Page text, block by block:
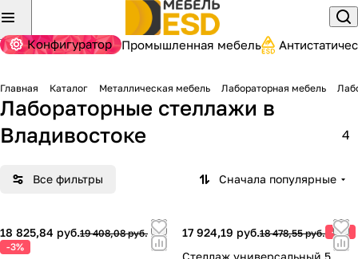
Конфигуратор Промышленная мебель
Главная Каталог Металлическая мебель Лабораторная мебель
Лабораторные стеллажи в
Владивостоке
4
Все фильтры Сначала популярные
18 825,84 руб.19 408,08 руб.
-3%
17 924,19 руб.18 478,55 руб. -3%
Стеллаж универсальный 5